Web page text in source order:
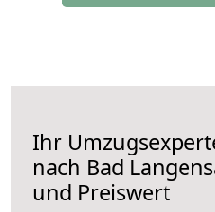
Ihr
nach Bad
und Preiswert